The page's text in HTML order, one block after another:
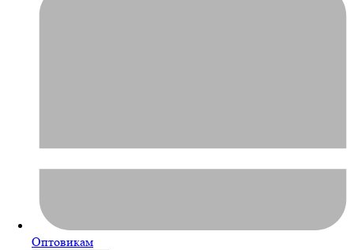
Оптовикам